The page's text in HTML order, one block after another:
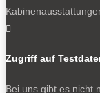

Zugriff auf
Bei uns gibt es nicht